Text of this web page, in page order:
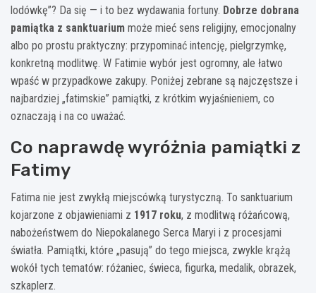
lodówkę”? Da się — i to bez wydawania fortuny. Dobrze dobrana
pamiątka z sanktuarium może mieć sens religijny, emocjonalny
albo po prostu praktyczny: przypominać intencję, pielgrzymkę,
konkretną modlitwę. W Fatimie wybór jest ogromny, ale łatwo
wpaść w przypadkowe zakupy. Poniżej zebrane są najczęstsze i
najbardziej „fatimskie” pamiątki, z krótkim wyjaśnieniem, co
oznaczają i na co uważać.
Co naprawdę wyróżnia pamiątki z
Fatimy
Fatima nie jest zwykłą miejscówką turystyczną. To sanktuarium
kojarzone z objawieniami z 1917 roku, z modlitwą różańcową,
nabożeństwem do Niepokalanego Serca Maryi i z procesjami
światła. Pamiątki, które „pasują” do tego miejsca, zwykle krążą
wokół tych tematów: różaniec, świeca, figurka, medalik, obrazek,
szkaplerz.